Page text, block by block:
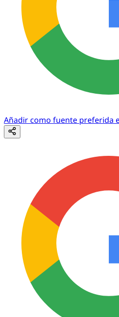
Añadir como fuente preferida